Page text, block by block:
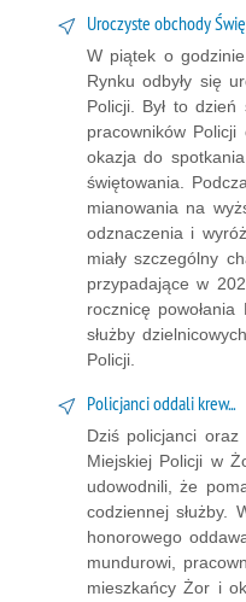
Uroczyste obchody
W piątek o
Rynku odbyły się
Policji. Był to dzień
pracowników
okazja do
świętowania.
mianowania na
odznaczenia i
miały szczególny
przypadające w
rocznicę
służby
Policji.
Policjanci oddali krew...
Dziś policjanci oraz
Miejskiej Policji w
udowodnili, że
codziennej służby.
honorowego
mundurowi,
mieszkańcy Żor i